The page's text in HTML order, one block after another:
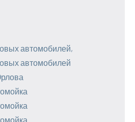
автомобилей,
автомобилей